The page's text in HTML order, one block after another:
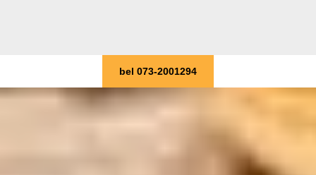
bel 073-2001294